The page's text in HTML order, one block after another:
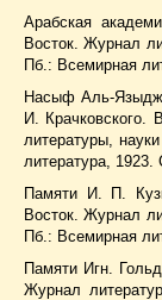
Арабская
Восток. Журнал
Пб.: Всемирная
Насыф Аль-
И. Крачковского.
литературы,
литература, 1923.
Памяти И. П.
Восток. Журнал
Пб.: Всемирная
Памяти Игн.
Журнал